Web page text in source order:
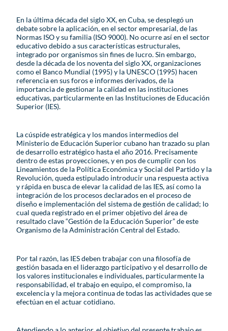
En la última década del siglo XX, en Cuba, se desplegó un
debate sobre la aplicación, en el sector empresarial, de las
Normas ISO y su familia (ISO 9000). No ocurre así en el sector
educativo debido a sus características estructurales,
integrado por organismos sin fines de lucro. Sin embargo,
desde la década de los noventa del siglo XX, organizaciones
como el Banco Mundial (1995) y la UNESCO (1995) hacen
referencia en sus foros e informes derivados, de la
importancia de gestionar la calidad en las instituciones
educativas, particularmente en las Instituciones de Educación
Superior (IES).
La cúspide estratégica y los mandos intermedios del
Ministerio de Educación Superior cubano han trazado su plan
de desarrollo estratégico hasta el año 2016. Precisamente
dentro de estas proyecciones, y en pos de cumplir con los
Lineamientos de la Política Económica y Social del Partido y la
Revolución, queda estipulado introducir una respuesta activa
y rápida en busca de elevar la calidad de las IES, así como la
integración de los procesos declarados en el proceso de
diseño e implementación del sistema de gestión de calidad; lo
cual queda registrado en el primer objetivo del área de
resultado clave “Gestión de la Educación Superior” de este
Organismo de la Administración Central del Estado.
Por tal razón, las IES deben trabajar con una filosofía de
gestión basada en el liderazgo participativo y el desarrollo de
los valores institucionales e individuales, particularmente la
responsabilidad, el trabajo en equipo, el compromiso, la
excelencia y la mejora continua de todas las actividades que se
efectúan en el actuar cotidiano.